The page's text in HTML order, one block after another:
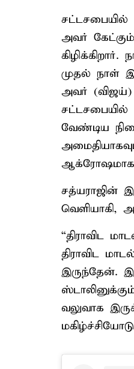
சட்டசபையில்
அவர்
முதல் நாள்
அவர் (விஜய்)
சட்டசபையில்
வேண்டிய
சத்யராஜின்
வெளியாகி,
“திராவிட
திராவிட
இருந்தேன்.
வலுவாக